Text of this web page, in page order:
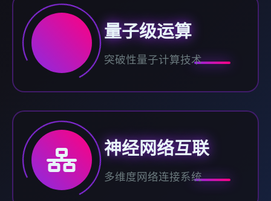
量子级运算
突破性量子计算技术
神经网络互联
多维度网络连接系统